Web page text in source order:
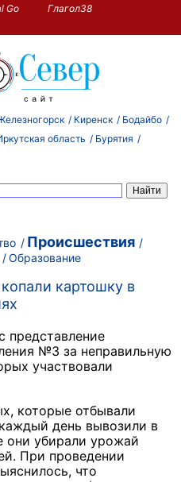
Go
Глагол38
Киренск
Бодайбо
область
Бурятия
Происшествия
Образование
картошку в
представление
№3 за неправильную
участвовали
которые отбывали
день вывозили в
они убирали урожай
При проведении
что